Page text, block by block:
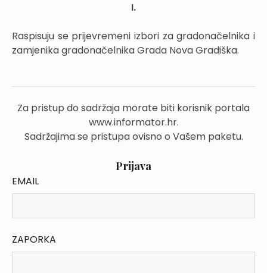
I.
Raspisuju se prijevremeni izbori za gradonačelnika i
zamjenika gradonačelnika Grada Nova Gradiška.
Za pristup do sadržaja morate biti korisnik portala
www.informator.hr.
Sadržajima se pristupa ovisno o Vašem paketu.
Prijava
EMAIL
ZAPORKA